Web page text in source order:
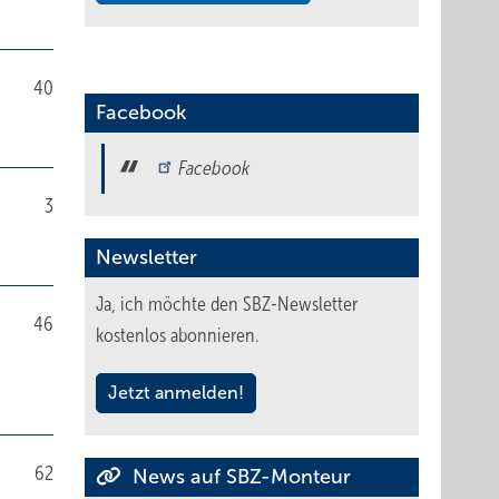
40
3
46
62
Facebook
Facebook
Newsletter
Ja, ich möchte den SBZ-Newsletter
kostenlos abonnieren.
Jetzt anmelden!
News auf SBZ-Monteur